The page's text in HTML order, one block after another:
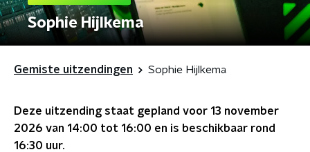
Sophie Hijlkema
Gemiste uitzendingen Sophie Hijlkema
Deze uitzending staat gepland voor 13 november
2026 van 14:00 tot 16:00 en is beschikbaar rond
16:30 uur.